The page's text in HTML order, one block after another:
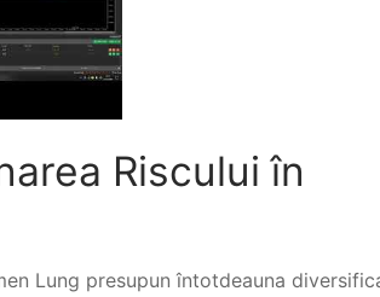
Riscului în
Lung presupun întotdeauna